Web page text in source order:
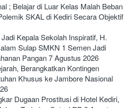
; Belajar di Luar Kelas Malah Beban
SKAL di Kediri Secara Objektif
Kepala Sekolah Inspiratif, H.
Sulap SMKN 1 Semen Jadi
Pangan7 Agustus 2026
Berangkatkan Kontingen
Khusus ke Jambore Nasional
Dugaan Prostitusi di Hotel Kediri,